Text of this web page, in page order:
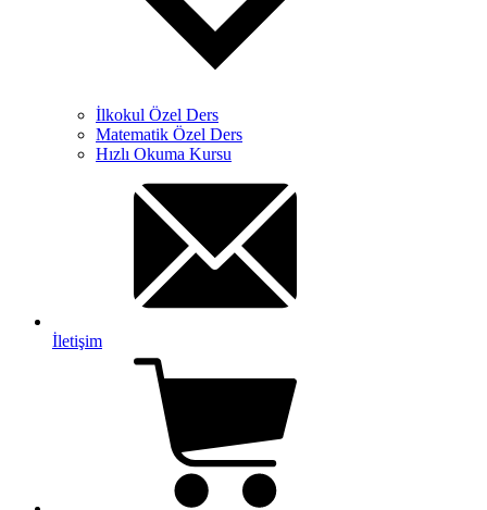
İlkokul Özel Ders
Matematik Özel Ders
Hızlı Okuma Kursu
İletişim